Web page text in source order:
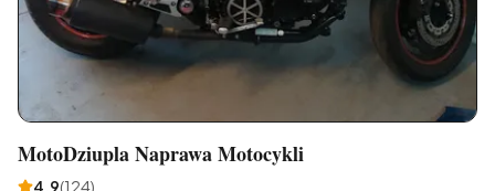
MotoDziupla Naprawa Motocykli
4,9(124)